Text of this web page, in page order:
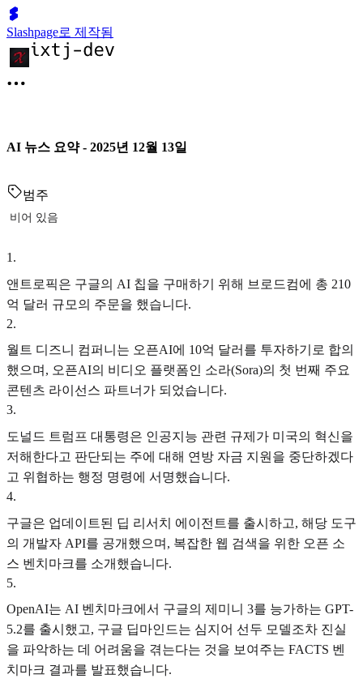
Slashpage로 제작됨
AI 뉴스 요약 - 2025년 12월 13일
범주
비어 있음
1 .
앤트로픽은 구글의 AI 칩을 구매하기 위해 브로드컴에 총 210
억 달러 규모의 주문을 했습니다.
2.
월트 디즈니 컴퍼니는 오픈AI에 10억 달러를 투자하기로 합의
했으며, 오픈AI의 비디오 플랫폼인 소라(Sora)의 첫 번째 주요
콘텐츠 라이선스 파트너가 되었습니다.
3.
도널드 트럼프 대통령은 인공지능 관련 규제가 미국의 혁신을
저해한다고 판단되는 주에 대해 연방 자금 지원을 중단하겠다
고 위협하는 행정 명령에 서명했습니다.
4.
구글은 업데이트된 딥 리서치 에이전트를 출시하고, 해당 도구
의 개발자 API를 공개했으며, 복잡한 웹 검색을 위한 오픈 소
스 벤치마크를 소개했습니다.
5.
OpenAI는 AI 벤치마크에서 구글의 제미니 3를 능가하는 GPT-
5.2를 출시했고, 구글 딥마인드는 심지어 선두 모델조차 진실
을 파악하는 데 어려움을 겪는다는 것을 보여주는 FACTS 벤
치마크 결과를 발표했습니다.